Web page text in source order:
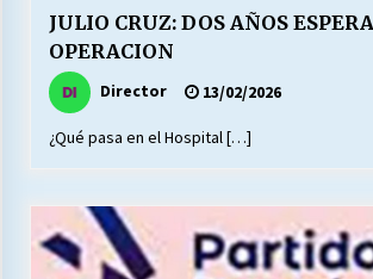
JULIO CRUZ: DOS AÑOS
OPERACION
Director 13/02/2026
¿Qué pasa en el Hospital […]